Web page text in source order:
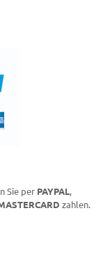
Sie per PAYPAL,
zahlen.